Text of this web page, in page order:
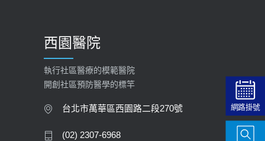
【快速肝癌篩檢MRI】新檢查服務
2026-02-06
大吃大喝、肥胖害到膽囊！膽結石、
膽息肉如何處理？
西園醫院
執行社區醫療的模範醫院
開創社區預防醫學的標竿
台北市萬華區西園路二段270號
(02) 2307-6968
網路掛號